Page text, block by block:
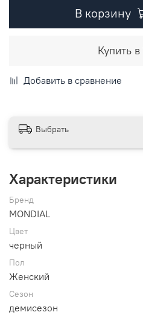
В корзину
Купить в
Добавить в сравнение
Выбрать
Характеристики
Бренд
MONDIAL
Цвет
черный
Пол
Женский
Сезон
демисезон